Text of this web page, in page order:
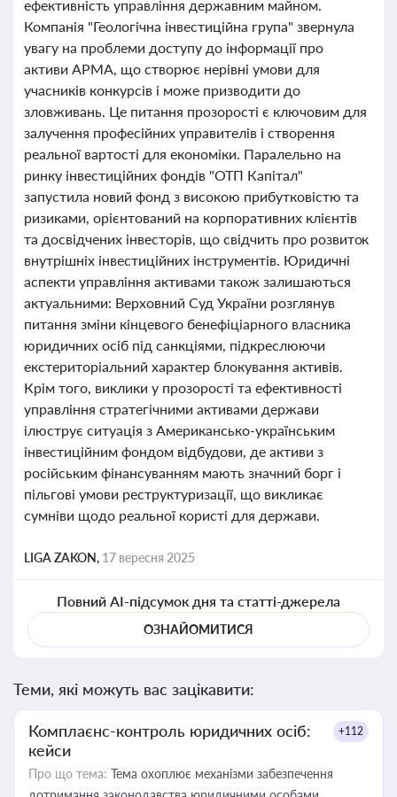
ефективність управління державним майном.
Компанія "Геологічна інвестиційна група" звернула
увагу на проблеми доступу до інформації про
активи АРМА, що створює нерівні умови для
учасників конкурсів і може призводити до
зловживань. Це питання прозорості є ключовим для
залучення професійних управителів і створення
реальної вартості для економіки. Паралельно на
ринку інвестиційних фондів "ОТП Капітал"
запустила новий фонд з високою прибутковістю та
ризиками, орієнтований на корпоративних клієнтів
та досвідчених інвесторів, що свідчить про розвиток
внутрішніх інвестиційних інструментів. Юридичні
аспекти управління активами також залишаються
актуальними: Верховний Суд України розглянув
питання зміни кінцевого бенефіціарного власника
юридичних осіб під санкціями, підкреслюючи
екстериторіальний характер блокування активів.
Крім того, виклики у прозорості та ефективності
управління стратегічними активами держави
ілюструє ситуація з Американсько-українським
інвестиційним фондом відбудови, де активи з
російським фінансуванням мають значний борг і
пільгові умови реструктуризації, що викликає
сумніви щодо реальної користі для держави.
LIGA ZAKON, 17 вересня 2025
Повний AI-підсумок дня та статті-джерела
ОЗНАЙОМИТИСЯ
Теми, які можуть вас зацікавити:
Комплаєнс-контроль юридичних осіб:
кейси
+112
Про що тема: Тема охоплює механізми забезпечення